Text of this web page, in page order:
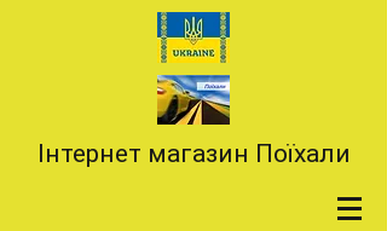
Інтернет магазин Поїхали